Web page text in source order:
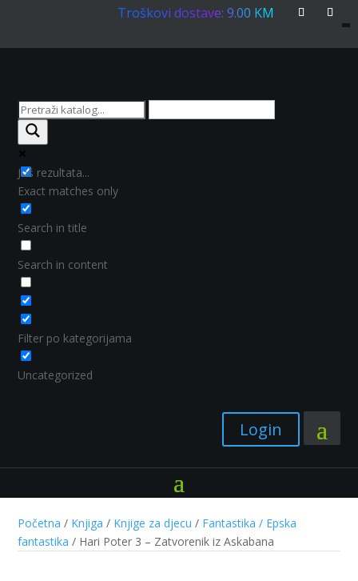
Troškovi dostave: 9.00 KM
Još rezultata...
Exact matches only
Search in title
Search in content
Filter po kategorijama
Uncategorized
Login
Početna / Knjiga / Knjige za djecu / Fantastika / Epska
fantastika / Hari Poter 3 – Zatvorenik iz Askabana